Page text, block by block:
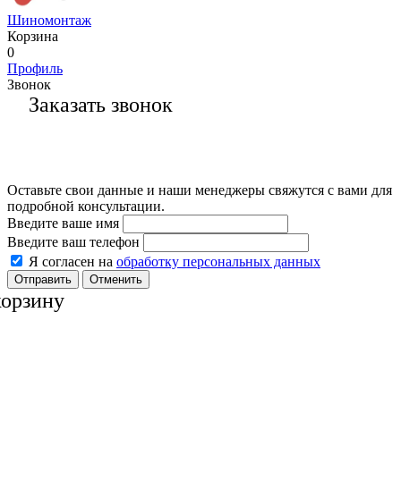
Шиномонтаж
Корзина
0
Профиль
Звонок
Заказать звонок
Оставьте свои данные и наши менеджеры свяжутся с вами для
подробной консультации.
Введите ваше имя
Введите ваш телефон
Я согласен на обработку персональных данных
Отменить